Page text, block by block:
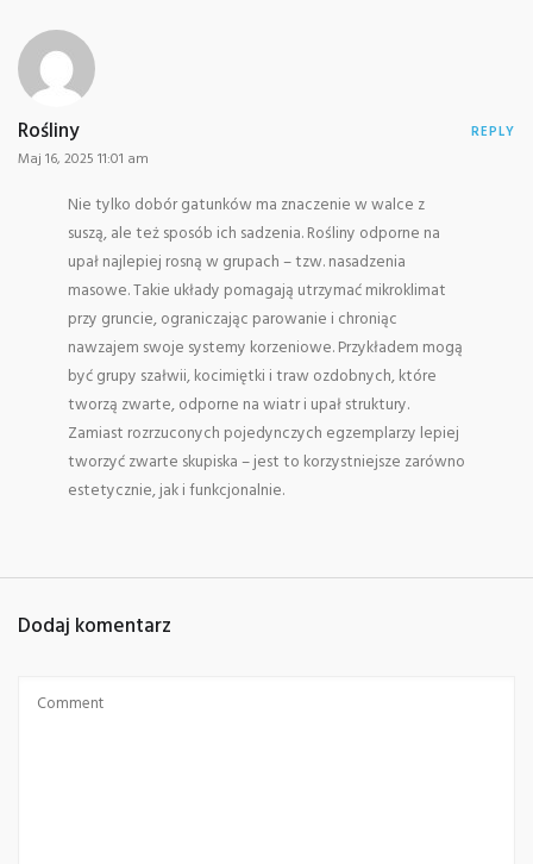
Rośliny REPLY
Maj 16, 2025 11:01 am
Nie tylko dobór gatunków ma znaczenie w walce z
suszą, ale też sposób ich sadzenia. Rośliny odporne na
upał najlepiej rosną w grupach – tzw. nasadzenia
masowe. Takie układy pomagają utrzymać mikroklimat
przy gruncie, ograniczając parowanie i chroniąc
nawzajem swoje systemy korzeniowe. Przykładem mogą
być grupy szałwii, kocimiętki i traw ozdobnych, które
tworzą zwarte, odporne na wiatr i upał struktury.
Zamiast rozrzuconych pojedynczych egzemplarzy lepiej
tworzyć zwarte skupiska – jest to korzystniejsze zarówno
estetycznie, jak i funkcjonalnie.
Dodaj komentarz